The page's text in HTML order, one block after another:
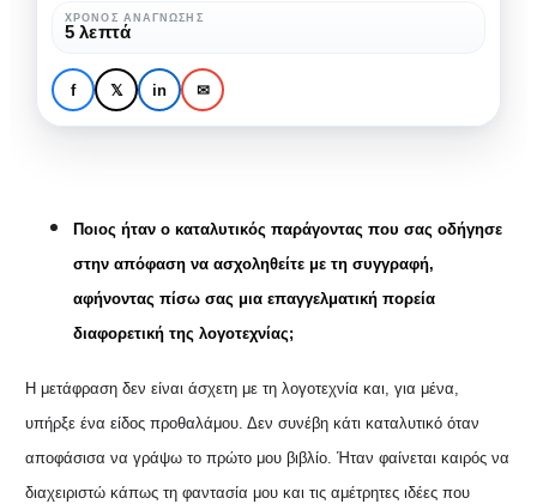
Φανή Πανταζή: «Δεν
πιστεύω στη μετενσάρκωση, τη
θεώρησα όμως θαυμάσιο
όχημα για την ανάπτυξη του
μυθιστόρημάτος μου!»
μετενσάρκωση,
θεώρησα
όμως
ανάπτυξη
μυθιστόρημάτος
μου!»
ΧΡΌΝΟΣ ΑΝΆΓΝΩΣΗΣ
5 λεπτά
f 𝕏 in ✉
Ποιος ήταν ο καταλυτικός παράγοντας που σας οδήγησε
στην απόφαση να ασχοληθείτε με τη συγγραφή,
αφήνοντας πίσω σας μια επαγγελματική πορεία
διαφορετική της λογοτεχνίας;
Η μετάφραση δεν είναι άσχετη με τη λογοτεχνία και, για μένα,
υπήρξε ένα είδος προθαλάμου. Δεν συνέβη κάτι καταλυτικό όταν
αποφάσισα να γράψω το πρώτο μου βιβλίο. Ήταν φαίνεται καιρός να
διαχειριστώ κάπως τη φαντασία μου και τις αμέτρητες ιδέες που